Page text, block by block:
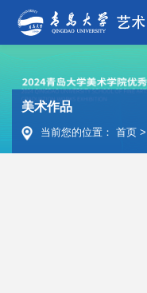
美术作品
当前您的位置： 首页 >